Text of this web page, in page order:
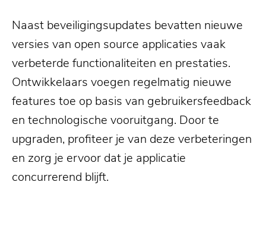
Naast beveiligingsupdates bevatten nieuwe
versies van open source applicaties vaak
verbeterde functionaliteiten en prestaties.
Ontwikkelaars voegen regelmatig nieuwe
features toe op basis van gebruikersfeedback
en technologische vooruitgang. Door te
upgraden, profiteer je van deze verbeteringen
en zorg je ervoor dat je applicatie
concurrerend blijft.